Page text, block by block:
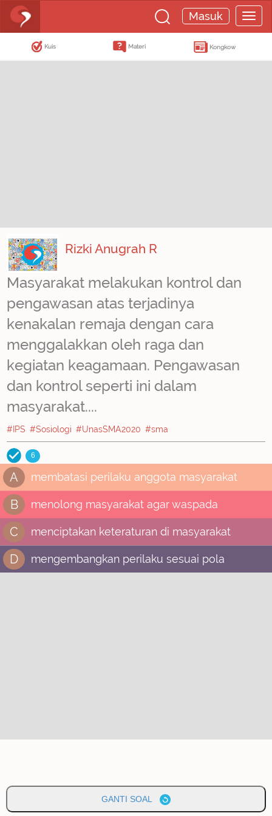
Masuk
Kuis Materi Kongkow
Rizki Anugrah R
Masyarakat melakukan kontrol dan
pengawasan atas terjadinya
kenakalan remaja dengan cara
menggalakkan oleh raga dan
kegiatan keagamaan. Pengawasan
dan kontrol seperti ini dalam
masyarakat....
#IPS #Sosiologi #UnasSMA2020 #sma
6
A membatasi perilaku anggota masyarakat
B menolong masyarakat agar waspada
C menciptakan keteraturan di masyarakat
D mengembangkan perilaku sesuai pola
GANTI SOAL